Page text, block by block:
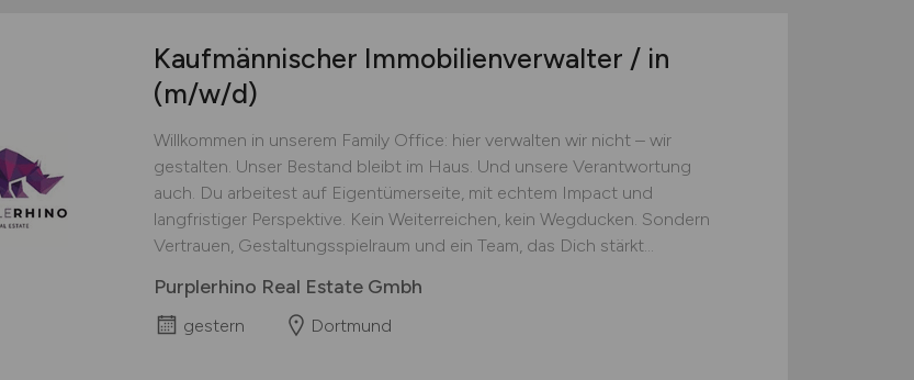
Kaufmännischer Immobilienverwalter / in
(m/w/d)
Willkommen in unserem Family Office: hier verwalten wir nicht – wir
gestalten. Unser Bestand bleibt im Haus. Und unsere Verantwortung
auch. Du arbeitest auf Eigentümerseite, mit echtem Impact und
langfristiger Perspektive. Kein Weiterreichen, kein Wegducken. Sondern
Vertrauen, Gestaltungsspielraum und ein Team, das Dich stärkt...
Purplerhino Real Estate Gmbh
gestern Dortmund